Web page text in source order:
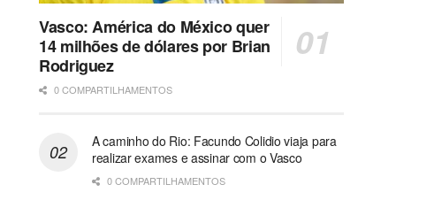
Vasco: América do México quer
14 milhões de dólares por Brian
Rodriguez
0 COMPARTILHAMENTOS
A caminho do Rio: Facundo Colidio viaja para
realizar exames e assinar com o Vasco
0 COMPARTILHAMENTOS